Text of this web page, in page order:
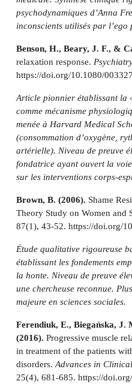
psychodynamiques d’Anna
inconscients utilisés par l’ego
Benson, H., Beary, J. F., &
relaxation response.
https://doi.org/10.1080/
Article pionnier établissant la
comme mécanisme
menée à Harvard Medical
(consommation d’oxygène,
artérielle). Niveau de preuve
fondatrice ayant ouvert la
sur les interventions corps-
Brown, B. (2006). Shame
Theory Study on Women and
87(1), 43-52. https://doi.org/
Étude qualitative rigoureuse
établissant les fondements
la honte. Niveau de preuve
une chercheuse reconnue.
majeure en sciences sociales.
Ferendiuk, E., Biegańska, J.
(2016). Progressive muscle
in treatment of the patients
disorders. Advances in
25(4), 681-685. https://